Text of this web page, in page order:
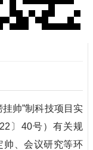
帅”制科技项目实
〕40号）有关规
帅、会议研究等环